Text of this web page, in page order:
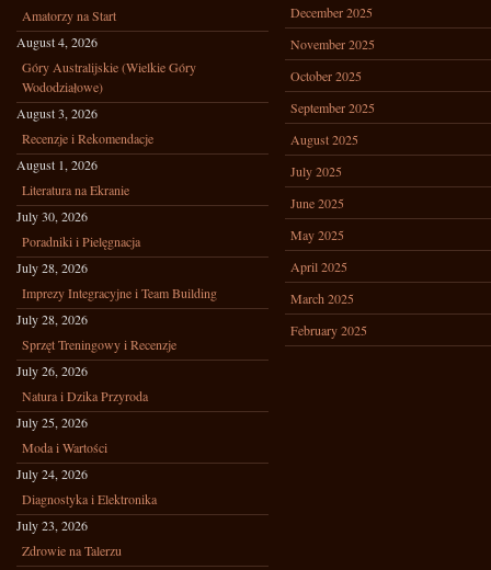
Amatorzy na Start
August 4, 2026
Góry Australijskie (Wielkie Góry
Wododziałowe)
August 3, 2026
Recenzje i Rekomendacje
August 1, 2026
Literatura na Ekranie
July 30, 2026
Poradniki i Pielęgnacja
July 28, 2026
Imprezy Integracyjne i Team Building
July 28, 2026
Sprzęt Treningowy i Recenzje
July 26, 2026
Natura i Dzika Przyroda
July 25, 2026
Moda i Wartości
July 24, 2026
Diagnostyka i Elektronika
July 23, 2026
Zdrowie na Talerzu
December 2025
November 2025
October 2025
September 2025
August 2025
July 2025
June 2025
May 2025
April 2025
March 2025
February 2025